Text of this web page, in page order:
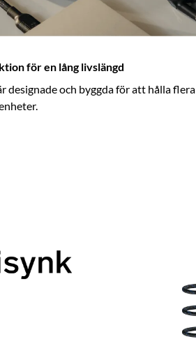
för en lång livslängd
designade och byggda för att hålla flera